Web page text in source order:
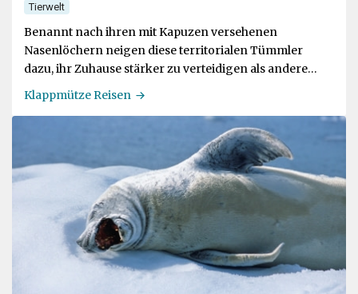
Tierwelt
Benannt nach ihren mit Kapuzen versehenen
Nasenlöchern neigen diese territorialen Tümmler
dazu, ihr Zuhause stärker zu verteidigen als andere
Mitglieder ihrer Familie
Klappmütze Reisen